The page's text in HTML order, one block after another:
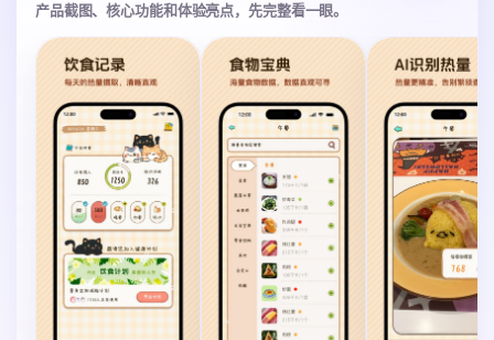
产品截图、核心功能和体验亮点，先完整看一眼。